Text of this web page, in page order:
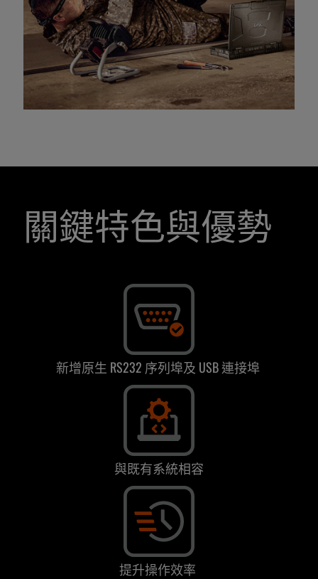
關鍵特色與優勢
新增原生 RS232 序列埠及 USB 連接埠
與既有系統相容
提升操作效率